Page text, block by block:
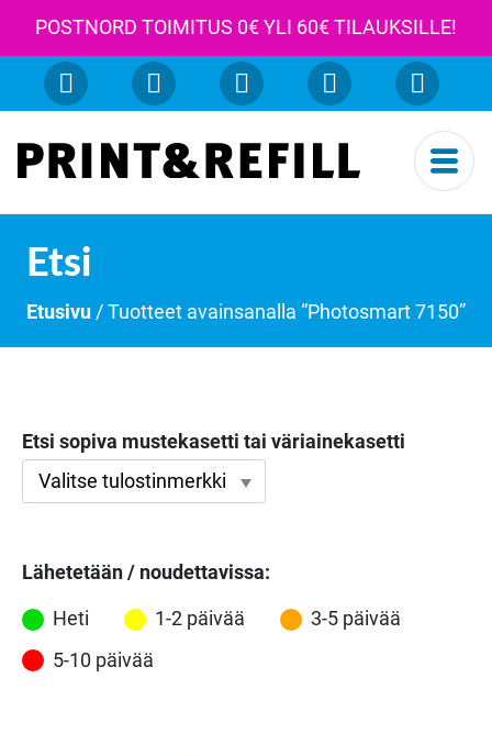
POSTNORD TOIMITUS 0€ YLI 60€ TILAUKSILLE!
Etsi
Etusivu / Tuotteet avainsanalla “Photosmart 7150”
Etsi sopiva mustekasetti tai väriainekasetti
Lähetetään / noudettavissa:
Heti 1-2 päivää
3-5 päivää
5-10 päivää